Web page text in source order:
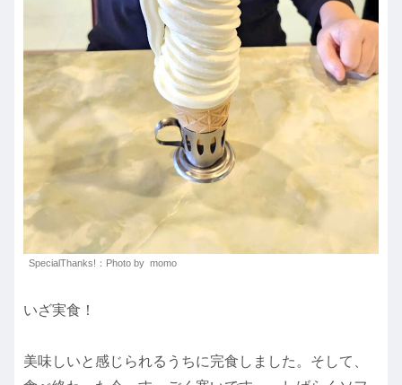
SpecialThanks!：Photo by momo
いざ実食！
美味しいと感じられるうちに完食しました。そして、